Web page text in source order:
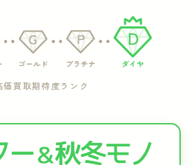
価買取期待度ランク